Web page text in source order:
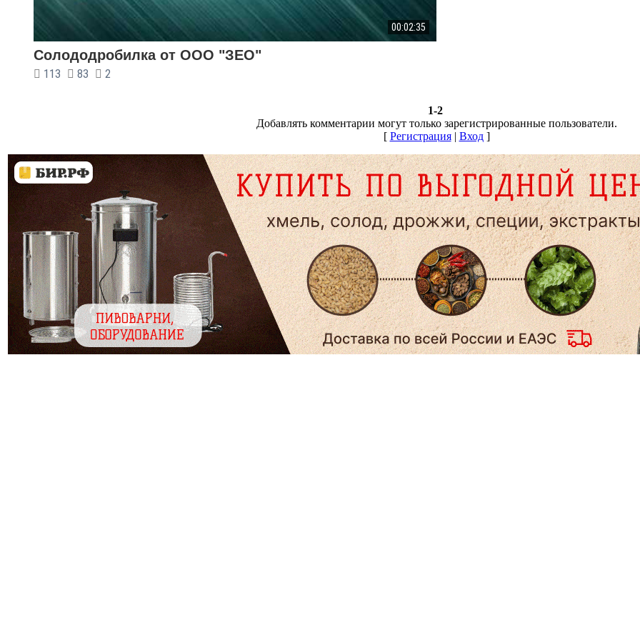
00:02:35
Солододробилка от ООО "ЗЕО"
113 83 2
1-2
Добавлять комментарии могут только зарегистрированные пользователи.
[ Регистрация| Вход]